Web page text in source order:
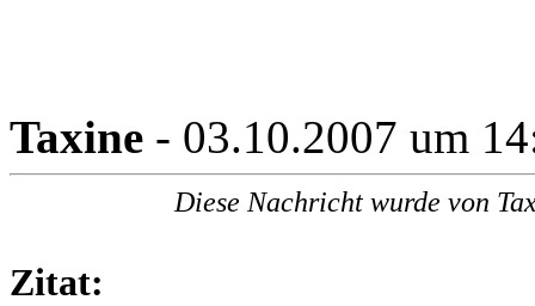
Taxine - 03.10.2007 um
Diese Nachricht wurde von
Zitat: